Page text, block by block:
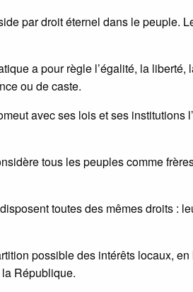
par droit éternel dans le peuple.
a pour règle l’égalité, la
ou de caste.
avec ses lois et ses
tous les peuples comme
toutes des mêmes droits :
possible des intérêts locaux,
République.